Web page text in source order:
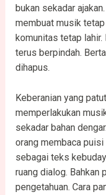
bukan sekadar
membuat musik
komunitas tetap
terus berpindah.
dihapus.
Keberanian yang
memperlakukan
sekadar bahan
orang membaca
sebagai teks
ruang dialog. Bahkan
pengetahuan. Cara